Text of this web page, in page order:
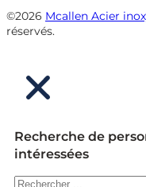
©2026 Mcallen Acier
réservés.
Recherche de
intéressées
Rechercher